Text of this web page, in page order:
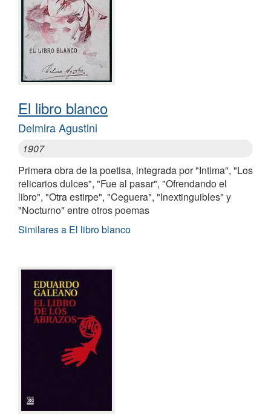
El libro blanco
Delmira Agustini
1907
Primera obra de la poetisa, integrada por "Intima", "Los
relicarios dulces", "Fue al pasar", "Ofrendando el
libro", "Otra estirpe", "Ceguera", "Inextinguibles" y
"Nocturno" entre otros poemas
Similares a El libro blanco